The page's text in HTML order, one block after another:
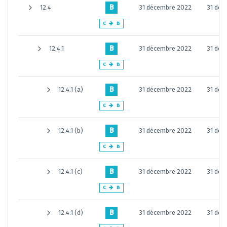
12.4 B
C B
31 décembre 2022 31
12.4.1 B
C B
31 décembre 2022 31
12.4.1 (a) B
C B
31 décembre 2022 31
12.4.1 (b) B
C B
31 décembre 2022 31
12.4.1 (c) B
C B
31 décembre 2022 31
12.4.1 (d) B 31 décembre 2022 31